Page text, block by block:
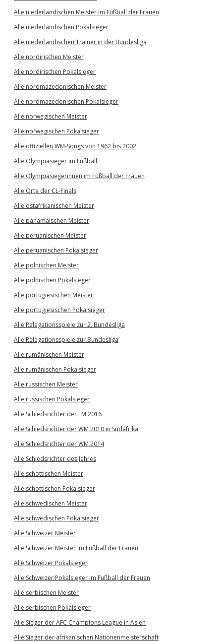
Alle niederländischen Meister im Fußball der Frauen
Alle niederländischen Pokalsieger
Alle niederländischen Trainer in der Bundesliga
Alle nordirischen Meister
Alle nordirischen Pokalsieger
Alle nordmazedonischen Meister
Alle nordmazedonischen Pokalsieger
Alle norwegischen Meister
Alle norwegischen Pokalsieger
Alle offiziellen WM-Songs von 1962 bis 2002
Alle Olympiasieger im Fußball
Alle Olympiasiegerinnen im Fußball der Frauen
Alle Orte der CL-Finals
Alle ostafrikanischen Meister
Alle panamaischen Meister
Alle peruanischen Meister
Alle peruanischen Pokalsieger
Alle polnischen Meister
Alle polnischen Pokalsieger
Alle portugiesischen Meister
Alle portugiesischen Pokalsieger
Alle Relegationsspiele zur 2. Bundesliga
Alle Relegationsspiele zur Bundesliga
Alle rumänischen Meister
Alle rumänischen Pokalsieger
Alle russischen Meister
Alle russischen Pokalsieger
Alle Schiedsrichter der EM 2016
Alle Schiedsrichter der WM 2010 in Südafrika
Alle Schiedsrichter der WM 2014
Alle Schiedsrichter des Jahres
Alle schottischen Meister
Alle schottischen Pokalsieger
Alle schwedischen Meister
Alle schwedischen Pokalsieger
Alle Schweizer Meister
Alle Schweizer Meister im Fußball der Frauen
Alle Schweizer Pokalsieger
Alle Schweizer Pokalsieger im Fußball der Frauen
Alle serbischen Meister
Alle serbischen Pokalsieger
Alle Sieger der AFC Champions League in Asien
Alle Sieger der afrikanischen Nationenmeisterschaft